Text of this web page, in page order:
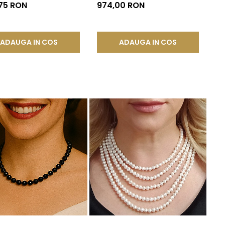
| KASKADDA®
RON
ADAUGA IN COS
Închizătoare Argint |
KASKADDA®
974,00 RON
ADAUGA IN COS